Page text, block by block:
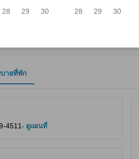
28 29 30 28 29 30
ายที่พัก
4511 - ดูแผนที่